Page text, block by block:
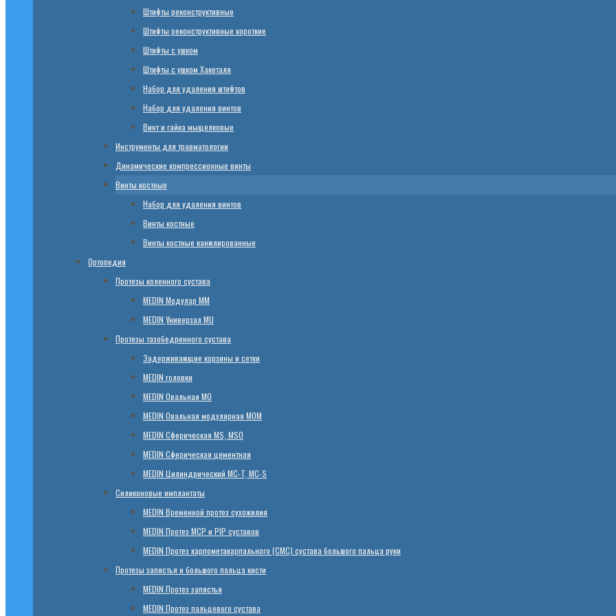
Штифты реконструктивные
Штифты реконструктивные короткие
Штифты с ушком
Штифты с ушком Хакеталя
Набор для удаления штифтов
Набор для удаления винтов
Винт и гайка мыщелковые
Инструменты для травматологии
Динамические компрессионные винты
Винты костные
Набор для удаления винтов
Винты костные
Винты костные канюлированные
Ортопедия
Протезы коленного сустава
МЕDIN Модулар ММ
МЕDIN Универзал MU
Протезы тазобедренного сустава
Задерживающие корзины и сетки
МЕDIN головки
МЕDIN Овальная MО
МЕDIN Овальная модулярная MOM
МЕDIN Сферическая MS, MSO
МЕDIN Сферическая цементная
МЕDIN Цилиндрический MC-T, MC-S
Силиконовые имплантаты
МЕDIN Временной протез сухожилия
МЕDIN Протез MCP и PIP суставов
МЕDIN Протез карпометакарпального (СМС) сустава большого пальца руки
Протезы запястья и большого пальца кисти
МЕDIN Протез запястья
МЕDIN Протез пальцевого сустава